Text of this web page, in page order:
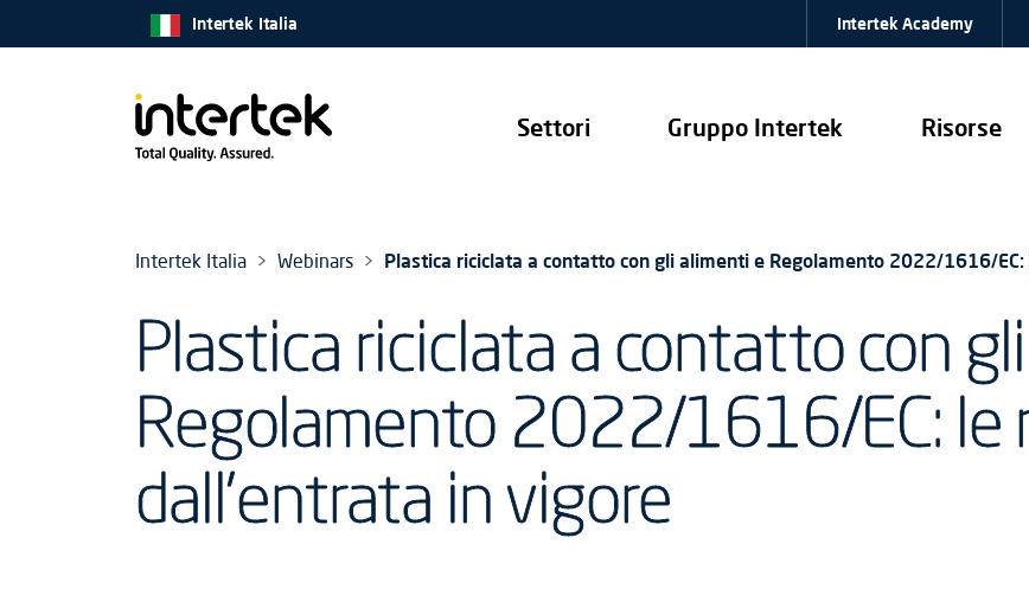
Settori Gruppo Intertek Risorse
Intertek Italia Intertek Academy
Intertek Italia Webinars Plastica riciclata a contatto con gli alimenti e Regolamento 2022/1616/
Plastica riciclata a contatto con
Regolamento 2022/1616/EC: le
dall'entrata in vigore